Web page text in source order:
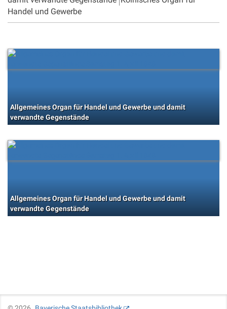
Handel und Gewerbe
Allgemeines Organ für Handel und Gewerbe und damit
verwandte Gegenstände
Allgemeines Organ für Handel und Gewerbe und damit
verwandte Gegenstände